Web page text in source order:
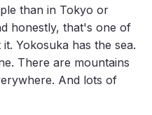
than in Tokyo or
honestly, that's one of
Yokosuka has the sea.
There are mountains
And lots of